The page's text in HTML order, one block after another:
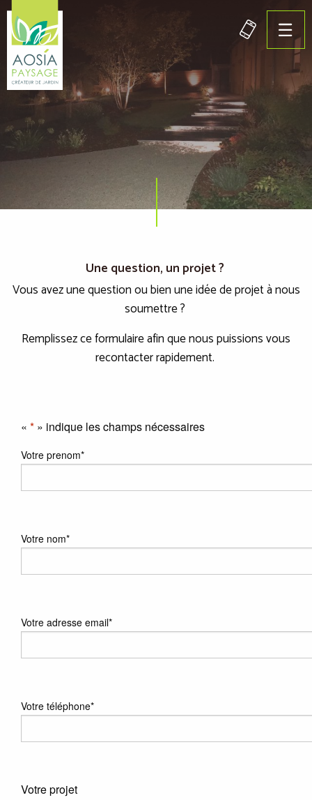
Une question, un projet ?
Vous avez une question ou bien une idée de projet à nous
soumettre ?
Remplissez ce formulaire afin que nous puissions vous
recontacter rapidement.
« * » indique les champs nécessaires
Votre prenom*
Votre nom*
Votre adresse email*
Votre téléphone*
Votre projet
Panneau de gestion des cookies